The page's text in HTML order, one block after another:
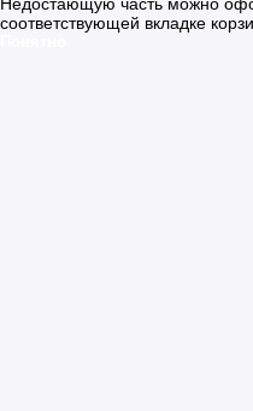
соответствующей вкладке